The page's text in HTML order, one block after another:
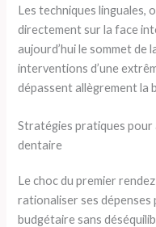
Les techniques linguales,
directement sur la face
aujourd’hui le sommet de
interventions d’une
dépassent allègrement la
Stratégies pratiques pour
dentaire
Le choc du premier
rationaliser ses
budgétaire sans